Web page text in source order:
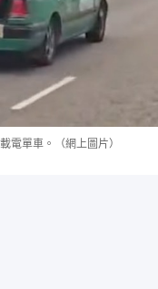
電單車。（網上圖片）